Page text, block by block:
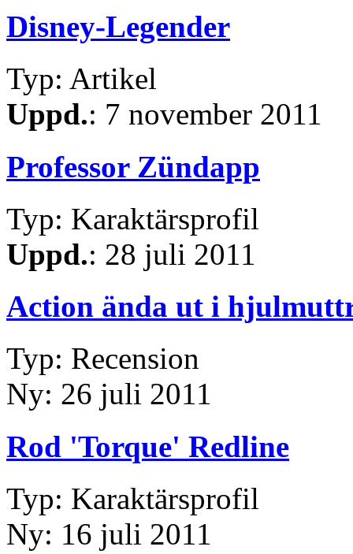
Disney-Legender
Typ: Artikel
Uppd.: 7 november 2011
Professor Zündapp
Typ: Karaktärsprofil
Uppd.: 28 juli 2011
Action ända ut i
Typ: Recension
Ny: 26 juli 2011
Rod 'Torque' Redline
Typ: Karaktärsprofil
Ny: 16 juli 2011